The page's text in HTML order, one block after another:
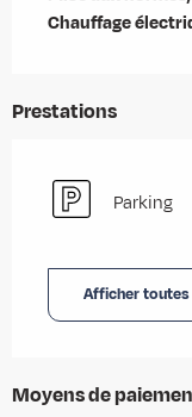
Chauffage
Prestations
Parking
Afficher toutes
Moyens de